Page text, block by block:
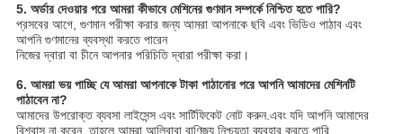
5. অর্ডার দেওয়ার পরে আমরা কীভাবে মেশিনের গুণমান সম্পর্কে নিশ্চিত হতে পারি?
প্রসবের আগে, গুণমান পরীক্ষা করার জন্য আমরা আপনাকে ছবি এবং ভিডিও পাঠাব এবং
আপনি গুণমানের ব্যবস্থা করতে পারেন
নিজের দ্বারা বা চীনে আপনার পরিচিতি দ্বারা পরীক্ষা করা।
6. আমরা ভয় পাচ্ছি যে আমরা আপনাকে টাকা পাঠানোর পরে আপনি আমাদের মেশিনটি
পাঠাবেন না?
আমাদের উপরোক্ত ব্যবসা লাইসেন্স এবং সার্টিফিকেট নোট করুন.এবং যদি আপনি আমাদের
বিশ্বাস না করেন, তাহলে আমরা আলিবাবা বাণিজ্য নিশ্চয়তা ব্যবহার করতে পারি